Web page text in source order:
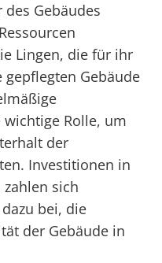
Gebäudes
Lingen, die für ihr
Gebäude
Rolle, um
der
Investitionen in
sich
bei, die
der Gebäude in